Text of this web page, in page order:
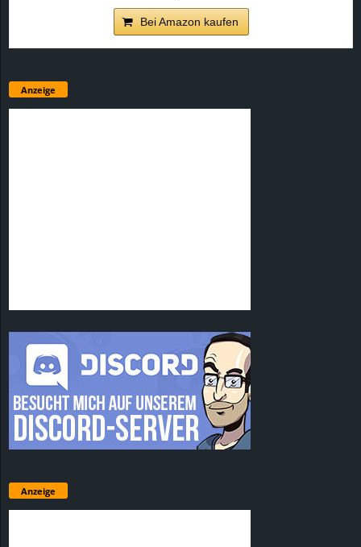
Bei Amazon kaufen
Anzeige
Anzeige